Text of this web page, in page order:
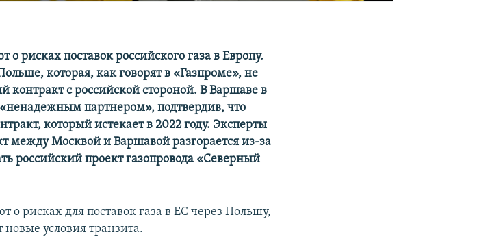
о рисках поставок российского газа в Европу.
которая, как говорят в «Газпроме», не
контракт с российской стороной. В Варшаве в
партнером», подтвердив, что
который истекает в 2022 году. Эксперты
между Москвой и Варшавой разгорается из-за
российский проект газопровода «Северный
о рисках для поставок газа в ЕС через Польшу,
условия транзита.